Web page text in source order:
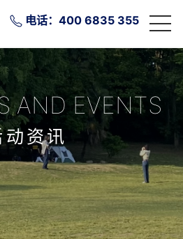
电话：400 6835 355
AND EVENTS
动资讯